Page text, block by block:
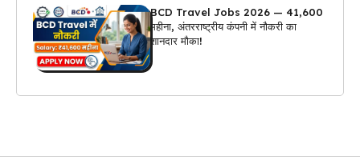
BCD Travel Jobs 2026 — ₹41,600
महीना, अंतरराष्ट्रीय कंपनी में नौकरी का
शानदार मौका!